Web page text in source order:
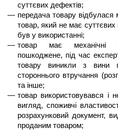
суттєвих дефектів;
передача товару
товар, який не має суттєвих
був у використанні;
товар має механічні
пошкоджене, під час
товару виникли з вини
стороннього втручання
та інше;
товар використовувався і
вигляд, споживчі
розрахунковий документ,
проданим товаром;